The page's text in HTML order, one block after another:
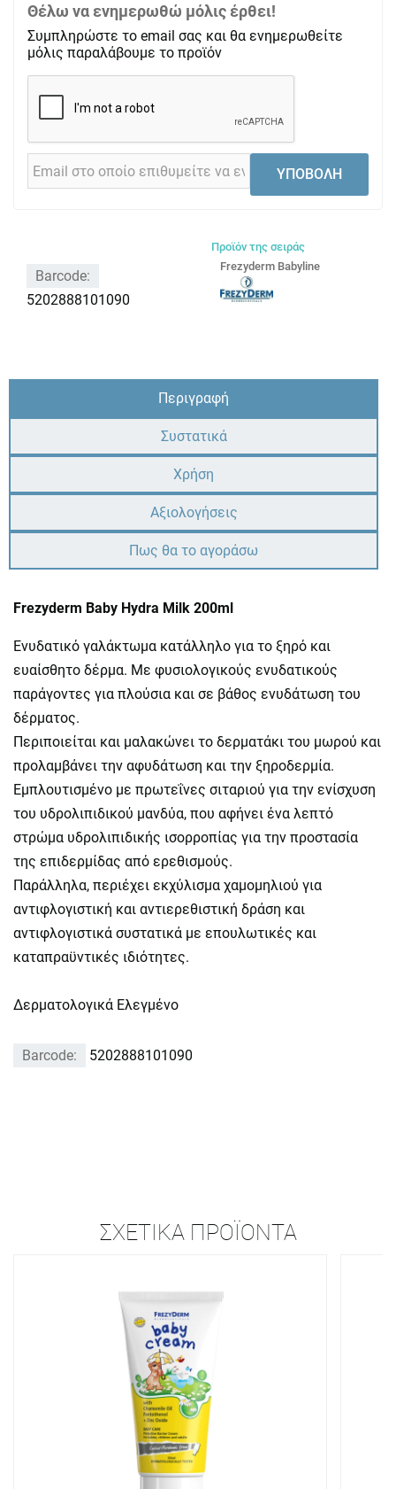
Θέλω να ενημερωθώ μόλις έρθει!
Συμπληρώστε το email σας και θα ενημερωθείτε
μόλις παραλάβουμε το προϊόν
ΥΠΟΒΟΛΗ
Barcode:
5202888101090
Προϊόν της σειράς
Frezyderm Babyline
Περιγραφή
Συστατικά
Χρήση
Αξιολογήσεις
Πως θα το αγοράσω
Frezyderm Baby Hydra Milk 200ml
Ενυδατικό γαλάκτωμα κατάλληλο για το ξηρό και
ευαίσθητο δέρμα. Με φυσιολογικούς ενυδατικούς
παράγοντες για πλούσια και σε βάθος ενυδάτωση του
δέρματος.
Περιποιείται και μαλακώνει το δερματάκι του μωρού και
προλαμβάνει την αφυδάτωση και την ξηροδερμία.
Εμπλουτισμένο με πρωτεΐνες σιταριού για την ενίσχυση
του υδρολιπιδικού μανδύα, που αφήνει ένα λεπτό
στρώμα υδρολιπιδικής ισορροπίας για την προστασία
της επιδερμίδας από ερεθισμούς.
Παράλληλα, περιέχει εκχύλισμα χαμομηλιού για
αντιφλογιστική και αντιερεθιστική δράση και
αντιφλογιστικά συστατικά με επουλωτικές και
καταπραϋντικές ιδιότητες.
Δερματολογικά Ελεγμένο
Barcode: 5202888101090
ΣΧΕΤΙΚΆ ΠΡΟΪΌΝΤΑ